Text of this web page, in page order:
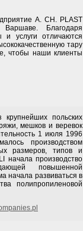
A. CH. PLAST
Благодаря
и услуги отличаются
тару
чтобы наши клиенты
польских
мешков и веревок
1 июля 1996
производством
размеров, типов и
начала производство
повышенной
начала развиваться в
полипропиленовой